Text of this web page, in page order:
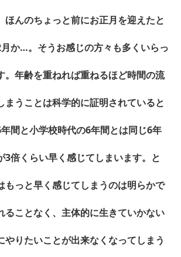
ほんのちょっと前にお正月を迎えたと
か…。そうお感じの方々も多くいらっ
。年齢を重ねれば重ねるほど時間の流
まうことは科学的に証明されていると
間と小学校時代の6年間とは同じ6年
3倍くらい早く感じてしまいます。と
もっと早く感じてしまうのは明らかで
ることなく、主体的に生きていかない
やりたいことが出来なくなってしまう